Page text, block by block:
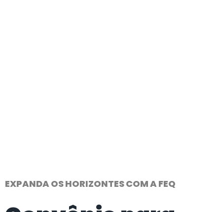
EXPANDA OS HORIZONTES COM A FEQ